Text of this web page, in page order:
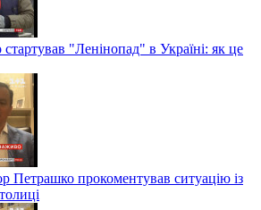
стартував "Ленінопад" в Україні: як це
Петрашко прокоментував ситуацію із